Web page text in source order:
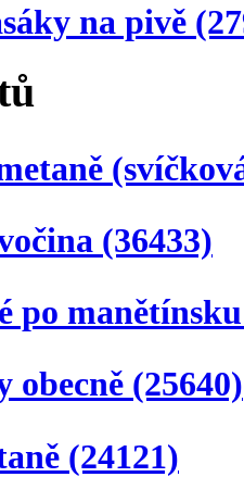
na pivě
(36433)
po
obecně (25640)
(24121)